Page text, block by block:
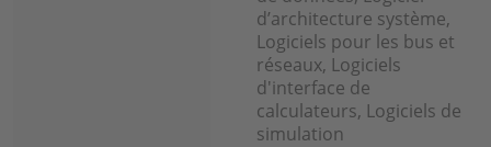
d’architecture système,
Logiciels pour les bus et
réseaux, Logiciels
d'interface de
calculateurs, Logiciels de
simulation